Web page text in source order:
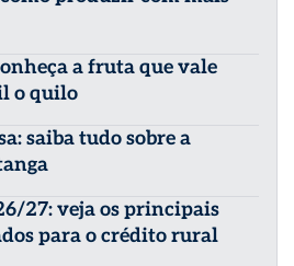
a fruta que vale
o quilo
saiba tudo sobre a
27: veja os principais
para o crédito rural